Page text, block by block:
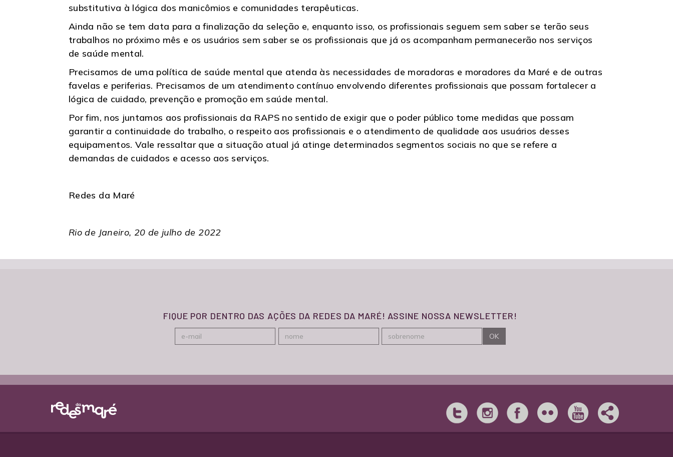
substitutiva à lógica dos manicômios e comunidades terapêuticas.
Ainda não se tem data para a finalização da seleção e, enquanto isso, os profissionais seguem sem saber se terão seus
trabalhos no próximo mês e os usuários sem saber se os profissionais que já os acompanham permanecerão nos serviços
de saúde mental.
Precisamos de uma política de saúde mental que atenda às necessidades de moradoras e moradores da Maré e de outras
favelas e periferias. Precisamos de um atendimento contínuo envolvendo diferentes profissionais que possam fortalecer a
lógica de cuidado, prevenção e promoção em saúde mental.
Por fim, nos juntamos aos profissionais da RAPS no sentido de exigir que o poder público tome medidas que possam
garantir a continuidade do trabalho, o respeito aos profissionais e o atendimento de qualidade aos usuários desses
equipamentos. Vale ressaltar que a situação atual já atinge determinados segmentos sociais no que se refere a
demandas de cuidados e acesso aos serviços.
Redes da Maré
Rio de Janeiro, 20 de julho de 2022
FIQUE POR DENTRO DAS AÇÕES DA REDES DA MARÉ! ASSINE NOSSA NEWSLETTER!